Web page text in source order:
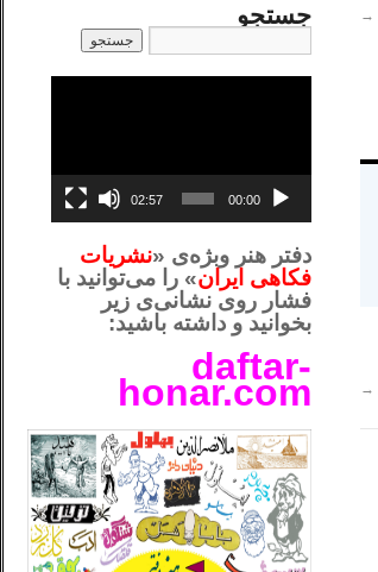
→
→
جستجو
00:00
02:57
دفتر هنر وبژه‌ی «نشریات
فکاهی ایران» را می‌توانید با
فشار روی نشانی‌ی زیر
بخوانید و داشته باشید:
daftar-
honar.com